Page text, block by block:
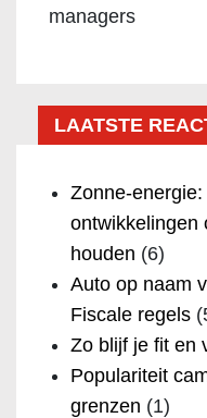
managers
LAATSTE
Zonne-
ontwikkelingen
houden (6)
Auto op naam
Fiscale regels
Zo blijf je fit en
Populariteit
grenzen (1)